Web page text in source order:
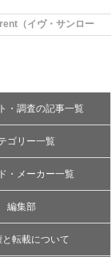
（イヴ・サンローラ
・調査の記事一覧
ゴリー一覧
・メーカー一覧
編集部
と転載について